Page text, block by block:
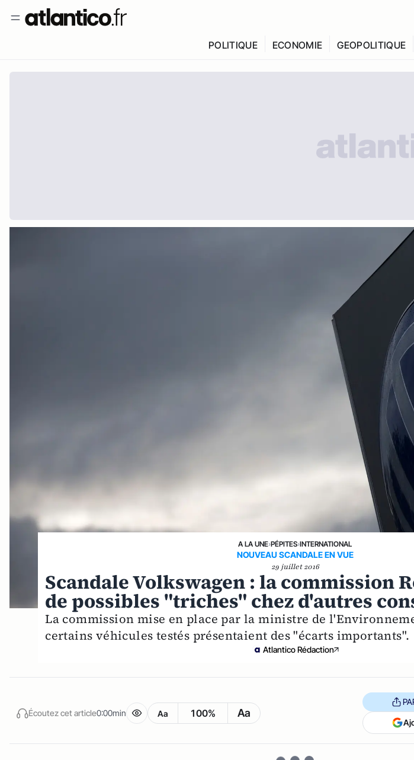
POLITIQUE ECONOMIE GEOPOLITIQUE
A LA UNE›PÉPITES›INTERNATIONAL
NOUVEAU SCANDALE EN VUE
29 juillet 2016
Scandale Volkswagen : la commission
de possibles "triches" chez d'autres
La commission mise en place par la ministre de
certains véhicules testés présentaient des "écarts importants".
Atlantico Rédaction
Écoutez cet article0:00min Aa 100% Aa